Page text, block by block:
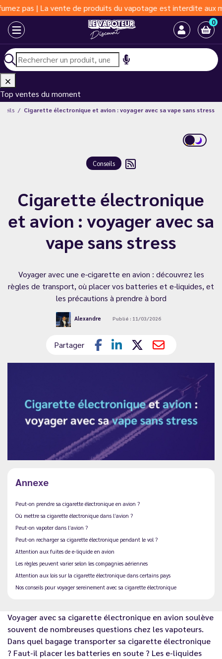
produits du vapotage est interdite aux moins de 18 ans |
0
Top ventes du moment
Cigarette électronique et avion : voyager avec sa vape sans stress
Conseils
Cigarette électronique
et avion : voyager avec sa
vape sans stress
Voyager avec une e-cigarette en avion : découvrez les
règles de transport, où placer vos batteries et e-liquides, et
les précautions à prendre à bord
Alexandre Publié : 11/03/2026
Partager
Annexe
Peut-on prendre sa cigarette électronique en avion ?
Où mettre sa cigarette électronique dans l’avion ?
Peut-on vapoter dans l’avion ?
Peut-on recharger sa cigarette électronique pendant le vol ?
Attention aux fuites de e-liquide en avion
Les règles peuvent varier selon les compagnies aériennes
Attention aux lois sur la cigarette électronique dans certains pays
Nos conseils pour voyager sereinement avec sa cigarette électronique
Voyager avec sa cigarette électronique en avion soulève
souvent de nombreuses questions chez les vapoteurs.
Dans quel bagage transporter sa cigarette électronique
? Faut-il placer les batteries en soute ? Les e-liquides